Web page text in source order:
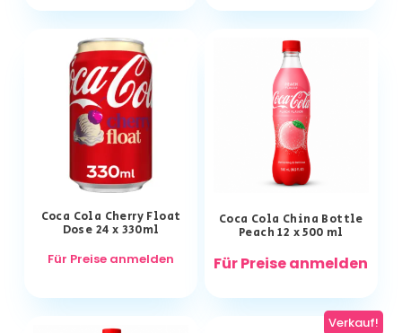
Coca Cola Cherry Float
Dose 24 x 330ml
Für Preise anmelden
Coca Cola China Bottle
Peach 12 x 500 ml
Für Preise anmelden
Verkauf!